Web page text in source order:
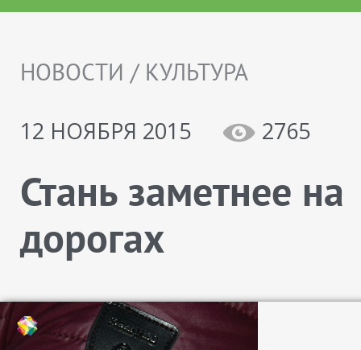
НОВОСТИ / КУЛЬТУРА
12 НОЯБРЯ 2015
2765
Стань заметнее на
дорогах